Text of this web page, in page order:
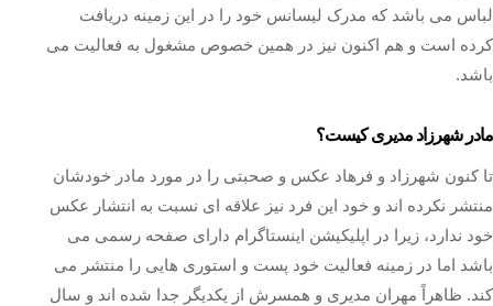
لباس می باشد که مدرک لیسانس خود را در این زمینه دریافت
کرده است و هم اکنون نیز در همین خصوص مشغول به فعالیت می
باشد.
مادر شهرزاد مدیری کیست؟
تا کنون شهرزاد و فرهاد عکس و صحبتی را در مورد مادر خودشان
منتشر نکرده اند و خود این فرد نیز علاقه ای نسبت به انتشار عکس
خود ندارد، زیرا در اپلیکیشن اینستاگرام دارای صفحه رسمی می
باشد اما در زمینه فعالیت خود پست و استوری هایی را منتشر می
کند. ظاهراً مهران مدیری و همسرش از یکدیگر جدا شده اند و سال